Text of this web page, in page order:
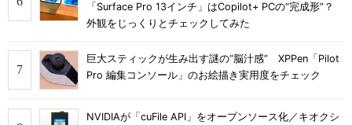
「Surface Pro 13インチ」はCopilot+ PCの“完成形”？
外観をじっくりとチェックしてみた
巨大スティックが生み出す謎の“脳汁感” XPPen「Pilot
Pro 編集コンソール」のお絵描き実用度をチェック
NVIDIAが「cuFile API」をオープンソース化／キオクシ